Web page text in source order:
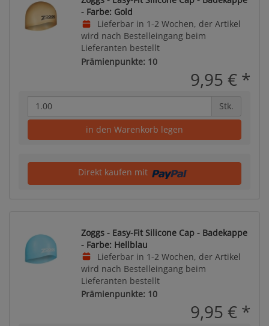
- Farbe: Gold
Lieferbar in 1-2 Wochen, der Artikel
wird nach Bestelleingang beim
Lieferanten bestellt
Prämienpunkte: 10
9,95 € *
Stk.
in den Warenkorb legen
Direkt kaufen mit
Zoggs - Easy-Fit Silicone Cap - Badekappe
- Farbe: Hellblau
Lieferbar in 1-2 Wochen, der Artikel
wird nach Bestelleingang beim
Lieferanten bestellt
Prämienpunkte: 10
9,95 € *